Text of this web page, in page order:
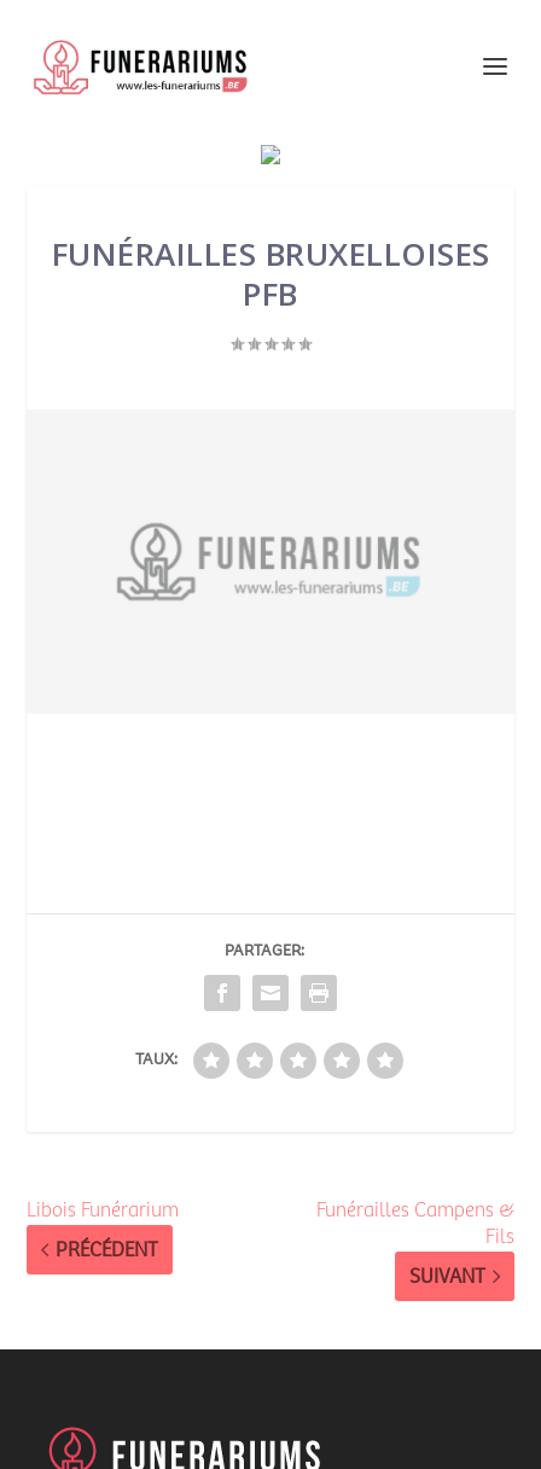
FUNÉRAILLES BRUXELLOISES
PFB
PARTAGER:
TAUX:
Libois Funérarium
PRÉCÉDENT
Funérailles Campens &
Fils
SUIVANT